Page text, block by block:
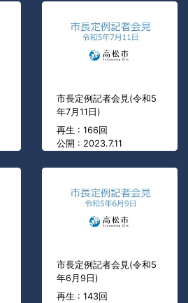
市長定例記者会見(令和5
年7月11日)
再生 : 166回
公開 : 2023.7.11
市長定例記者会見(令和5
年6月9日)
再生 : 143回